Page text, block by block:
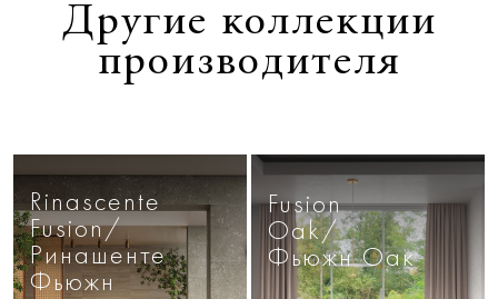
Другие коллекции
производителя
Rinascente
Fusion/
Ринашенте
Фьюжн
Fusion
Oak/
Фьюжн Оак